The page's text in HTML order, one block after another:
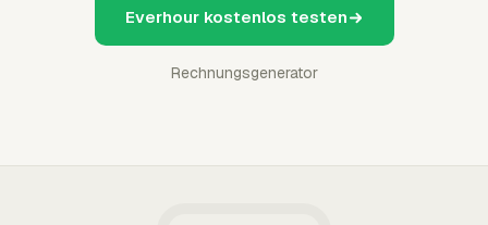
Everhour kostenlos testen
Rechnungsgenerator